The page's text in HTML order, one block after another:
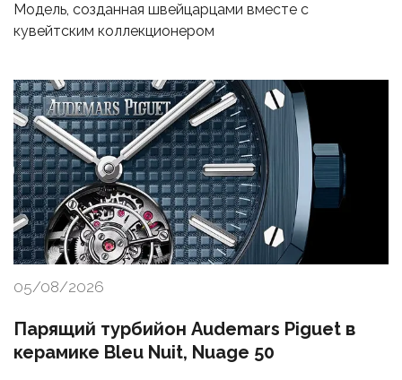
Модель, созданная швейцарцами вместе с
кувейтским коллекционером
05/08/2026
Парящий турбийон Audemars Piguet в
керамике Bleu Nuit, Nuage 50